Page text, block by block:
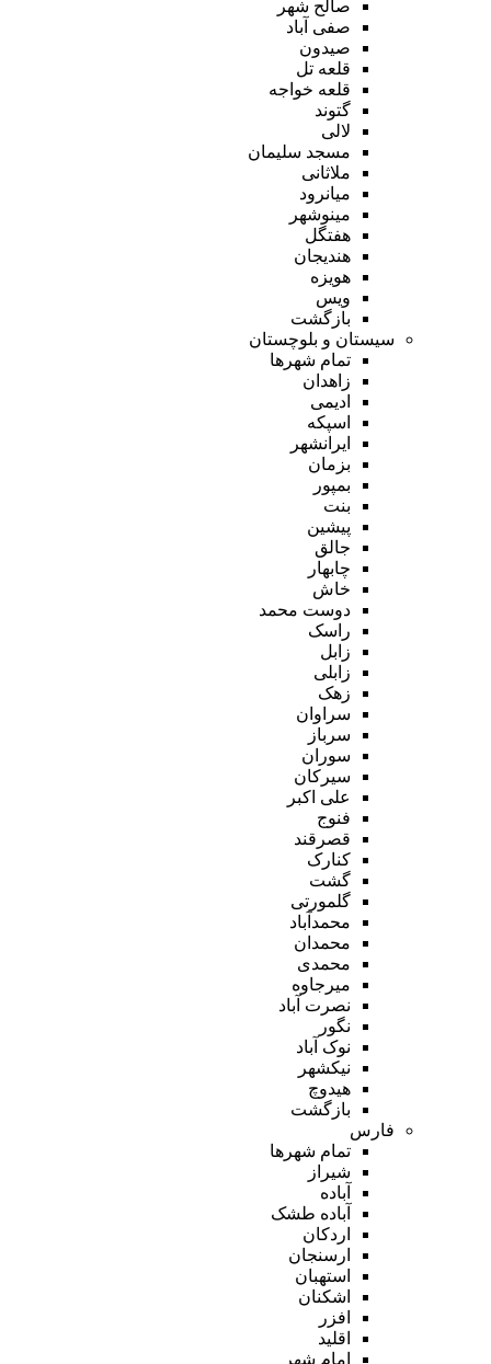
صالح شهر
صفی آباد
صیدون
قلعه تل
قلعه خواجه
گتوند
لالی
مسجد سلیمان
ملاثانی
میانرود
مینوشهر
هفتگل
هندیجان
هویزه
ویس
بازگشت
سیستان و بلوچستان
تمام شهر‌ها
زاهدان
ادیمی
اسپکه
ایرانشهر
بزمان
بمپور
بنت
پیشین
جالق
چابهار
خاش
دوست محمد
راسک
زابل
زابلی
زهک
سراوان
سرباز
سوران
سیرکان
علی اکبر
فنوج
قصرقند
کنارک
گشت
گلمورتی
محمدآباد
محمدان
محمدی
میرجاوه
نصرت آباد
نگور
نوک آباد
نیکشهر
هیدوچ
بازگشت
فارس
تمام شهر‌ها
شیراز
آباده
آباده طشک
اردکان
ارسنجان
استهبان
اشکنان
افزر
اقلید
امام شهر